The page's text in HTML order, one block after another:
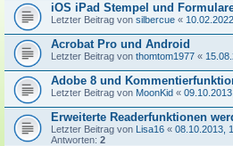
iOS iPad Stempel und
Letzter Beitrag von silbercue «
Acrobat Pro und Android
Letzter Beitrag von thomtom1977 «
Adobe 8 und
Letzter Beitrag von MoonKid «
Erweiterte Readerfunktionen
Letzter Beitrag von Lisa16 « 08.10.2013,
Antworten: 2